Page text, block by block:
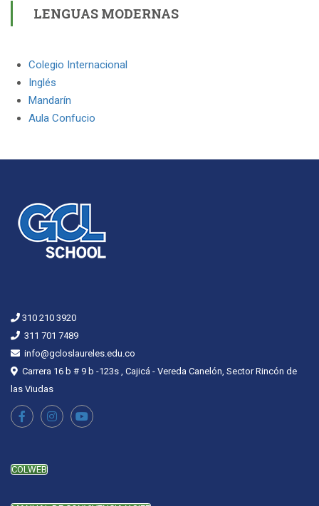
LENGUAS MODERNAS
Colegio Internacional
Inglés
Mandarín
Aula Confucio
310 210 3920
311 701 7489
info@gcloslaureles.edu.co
Carrera 16 b # 9 b -123s , Cajicá - Vereda Canelón, Sector Rincón de
las Viudas
COLWEB